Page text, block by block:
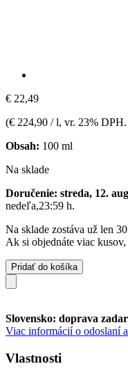
€ 22,49
(€ 224,90 / l, vr. 23% DPH.
Obsah: 100 ml
Na sklade
Doručenie: streda, 12.
nedeľa,23:59 h.
Na sklade zostáva už len
Ak si objednáte viac
Pridať do košíka
Slovensko: doprava
Viac informácií o odoslaní
Vlastnosti